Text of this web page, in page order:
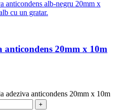
anticondens 20mm x 10m
adeziva anticondens 20mm x 10m